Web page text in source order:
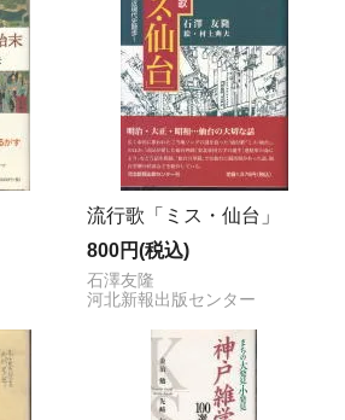
流行歌「ミス・仙台」
800円(税込)
石澤友隆
河北新報出版センター